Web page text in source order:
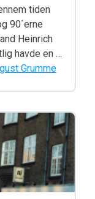
tiden
90´erne
Heinrich
havde en …
Grumme